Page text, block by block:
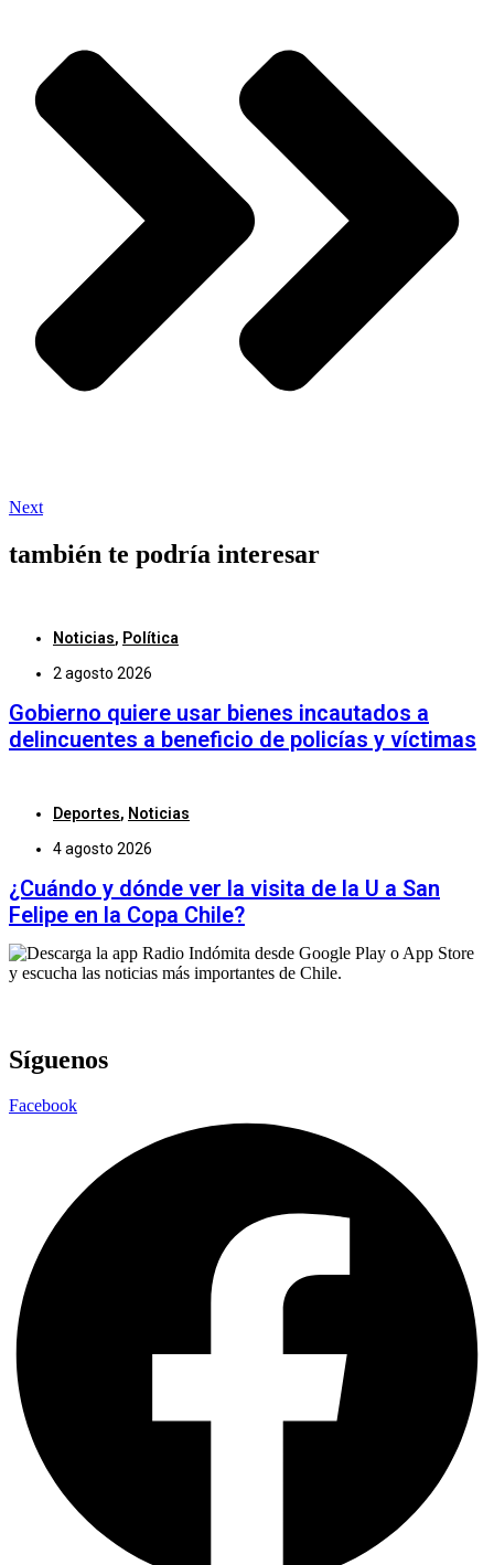
Next
también te podría interesar
Noticias, Política
2 agosto 2026
Gobierno quiere usar bienes incautados a
delincuentes a beneficio de policías y víctimas
Deportes, Noticias
4 agosto 2026
¿Cuándo y dónde ver la visita de la U a San
Felipe en la Copa Chile?
Síguenos
Facebook